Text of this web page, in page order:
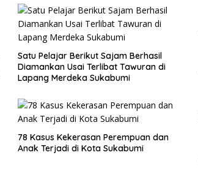
Satu Pelajar Berikut Sajam Berhasil
Diamankan Usai Terlibat Tawuran di
Lapang Merdeka Sukabumi
78 Kasus Kekerasan Perempuan dan
Anak Terjadi di Kota Sukabumi